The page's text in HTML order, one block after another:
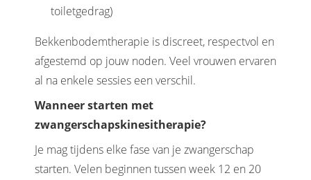
toiletgedrag)
Bekkenbodemtherapie is discreet, respectvol en
afgestemd op jouw noden. Veel vrouwen ervaren
al na enkele sessies een verschil.
Wanneer starten met
zwangerschapskinesitherapie?
Je mag tijdens elke fase van je zwangerschap
starten. Velen beginnen tussen week 12 en 20